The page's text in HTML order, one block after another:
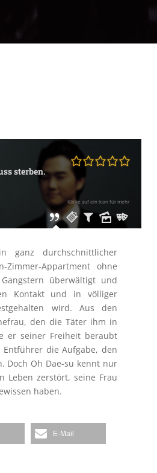
sterben.
Klicke auf ein Icon für mehr
durchschnittlicher
Appartment ohne
überwältigt und
Kontakt und in völliger
wird. Aus den
den die Täter ihm in
er seiner Freiheit beraubt
die Aufgabe, den
Doch Oh Dae-su kennt nur
Leben zerstört, seine Frau
haben.
E-Mail